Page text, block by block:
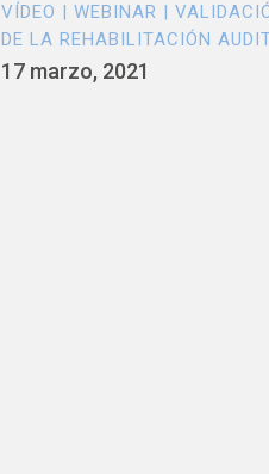
VÍDEO | WEBINAR |
DE LA REHABILITACIÓN
17 marzo, 2021